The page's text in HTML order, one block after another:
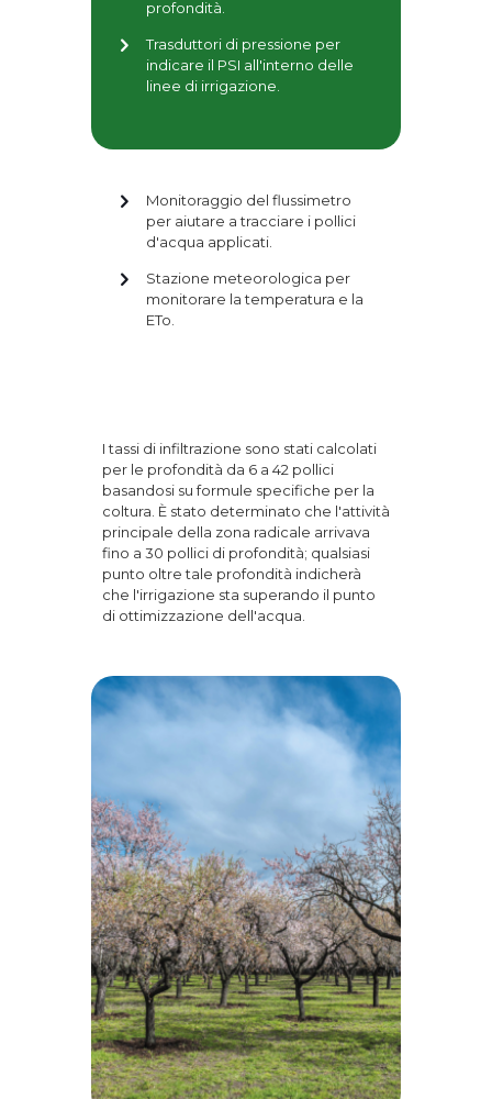
profondità.
Trasduttori di pressione per
indicare il PSI all'interno delle
linee di irrigazione.
Monitoraggio del flussimetro
per aiutare a tracciare i pollici
d'acqua applicati.
Stazione meteorologica per
monitorare la temperatura e la
ETo.
I tassi di infiltrazione sono stati calcolati
per le profondità da 6 a 42 pollici
basandosi su formule specifiche per la
coltura. È stato determinato che l'attività
principale della zona radicale arrivava
fino a 30 pollici di profondità; qualsiasi
punto oltre tale profondità indicherà
che l'irrigazione sta superando il punto
di ottimizzazione dell'acqua.